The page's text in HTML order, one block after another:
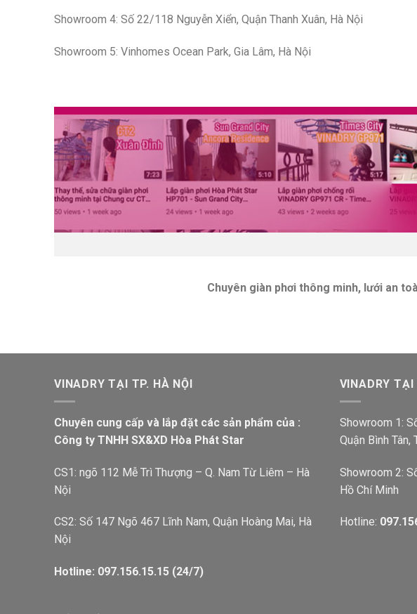
Showroom 4: Số 22/118 Nguyễn Xiển, Quận Thanh Xuân, Hà Nội
Showroom 5: Vinhomes Ocean Park, Gia Lâm, Hà Nội
Chuyên giàn phơi thông minh, lưới an
VINADRY TẠI TP. HÀ NỘI
Chuyên cung cấp và lắp đặt các sản phẩm của :
Công ty TNHH SX&XD Hòa Phát Star
CS1: ngõ 112 Mễ Trì Thượng – Q. Nam Từ Liêm – Hà
Nội
CS2: Số 147 Ngõ 467 Lĩnh Nam, Quận Hoàng Mai, Hà
Nội
Hotline: 097.156.15.15 (24/7)
VINADRY TẠI
Showroom 1:
Quận Bình Tân,
Showroom 2:
Hồ Chí Minh
Hotline: